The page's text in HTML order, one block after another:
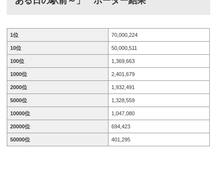
2月27日20時59分■結果発表:2020年2月27日21:20 ～ それ
1位 70,000,224
10位 50,000,511
100位 1,369,663
1000位 2,401,679
2000位 1,932,491
5000位 1,328,559
10000位 1,047,080
20000位 694,423
50000位 401,295